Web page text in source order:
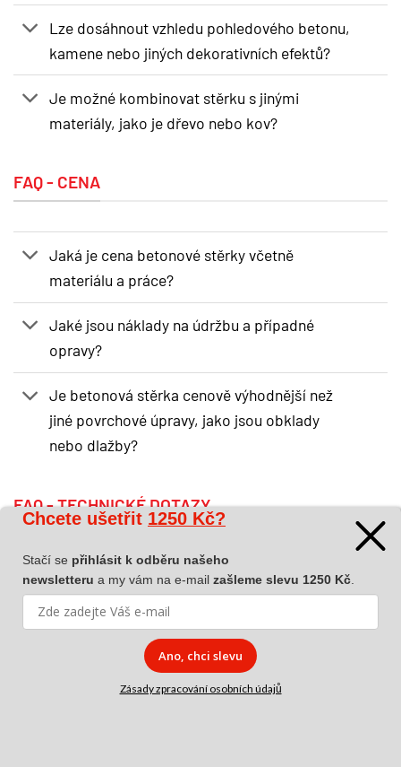
Lze dosáhnout vzhledu pohledového betonu,
kamene nebo jiných dekorativních efektů?
Je možné kombinovat stěrku s jinými
materiály, jako je dřevo nebo kov?
FAQ - CENA
Jaká je cena betonové stěrky včetně
materiálu a práce?
Jaké jsou náklady na údržbu a případné
opravy?
Je betonová stěrka cenově výhodnější než
jiné povrchové úpravy, jako jsou obklady
nebo dlažby?
FAQ - TECHNICKÉ DOTAZY
Jak má být připravený podklad?
Mám staré obklady a dlažbu. Půjde to?
Jak aplikovat betonovou stěrku na podlahu?
Chcete ušetřit 1250 Kč?
Stačí se přihlásit k odběru našeho
newsletteru a my vám na e-mail zašleme slevu 1250 Kč
Ano, chci slevu
Zásady zpracování osobních údajů